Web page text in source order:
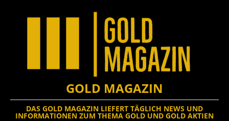
GOLD MAGAZIN
DAS GOLD MAGAZIN LIEFERT TÄGLICH NEWS UND
INFORMATIONEN ZUM THEMA GOLD UND GOLD AKTIEN